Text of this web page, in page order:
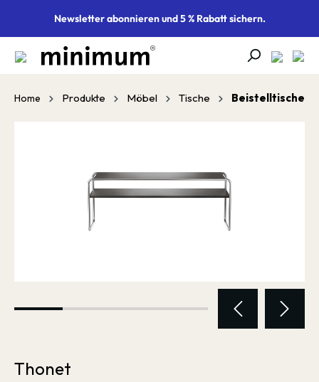
springenNewsletter abonnieren und 5 % Rabatt sichern.
Home Produkte Möbel Tische Beistelltische
Thonet